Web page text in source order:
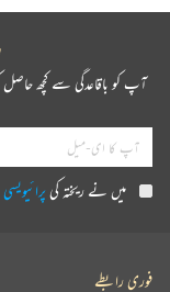
آپ کو باقاعدگی سے کچھ
میں نے ریختہ کی
فوری رابطے